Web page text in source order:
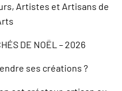
Artistes et Artisans de
DE NOËL – 2026
ses créations ?